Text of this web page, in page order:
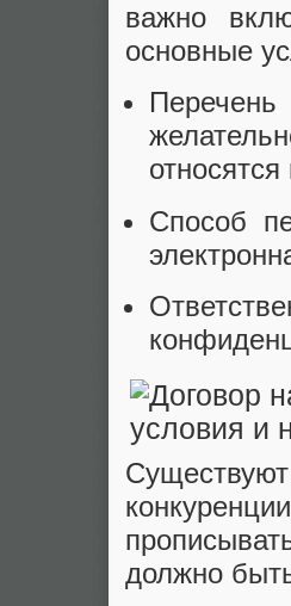
важно
основные
Способ
должно